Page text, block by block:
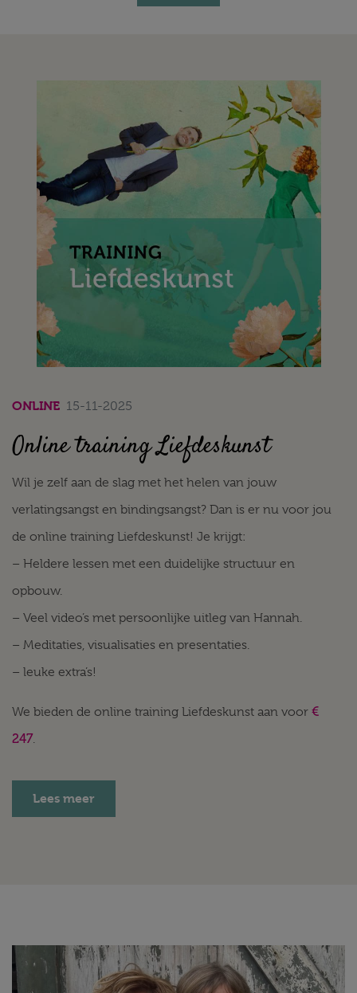
ONLINE 15-11-2025
Online training Liefdeskunst
Wil je zelf aan de slag met het helen van jouw
verlatingsangst en bindingsangst? Dan is er nu voor jou
de online training Liefdeskunst! Je krijgt:
– Heldere lessen met een duidelijke structuur en
opbouw.
– Veel video’s met persoonlijke uitleg van Hannah.
– Meditaties, visualisaties en presentaties.
– leuke extra’s!
We bieden de online training Liefdeskunst aan voor €
247.
Lees meer